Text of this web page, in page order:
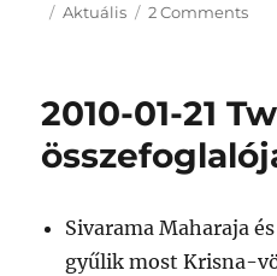
Posted
Categories
Aktuális 2 Commentson
2010-01-21
Sivarama Maharaja
gyűlik most Krisna-